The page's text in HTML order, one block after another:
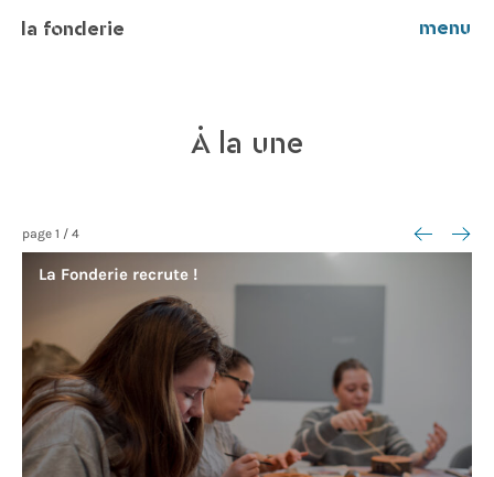
la fonderie menu
À la une
page 1 / 4 <-- -->
La Fonderie recrute !